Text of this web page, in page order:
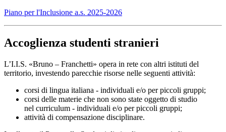
Piano per l'Inclusione a.s. 2025-2026
Accoglienza studenti stranieri
L’I.I.S. «Bruno – Franchetti» opera in rete con altri istituti del
territorio, investendo parecchie risorse nelle seguenti attività:
corsi di lingua italiana - individuali e/o per piccoli gruppi;
corsi delle materie che non sono state oggetto di studio
nel curriculum - individuali e/o per piccoli gruppi;
attività di compensazione disciplinare.